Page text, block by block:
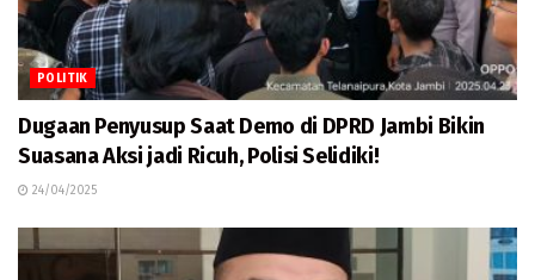
POLITIK
Dugaan Penyusup Saat Demo di DPRD Jambi Bikin
Suasana Aksi jadi Ricuh, Polisi Selidiki!
24/04/2025